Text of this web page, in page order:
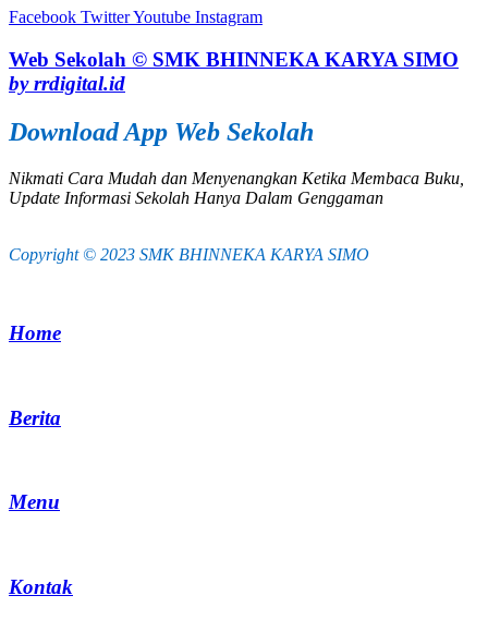
Facebook TwitterYoutube Instagram
Web Sekolah © SMK BHINNEKA KARYA SIMO
by rrdigital.id
Download App Web Sekolah
Nikmati Cara Mudah dan Menyenangkan Ketika Membaca Buku,
Update Informasi Sekolah Hanya Dalam Genggaman
Copyright © 2023 SMK BHINNEKA KARYA SIMO
Home
Berita
Menu
Kontak